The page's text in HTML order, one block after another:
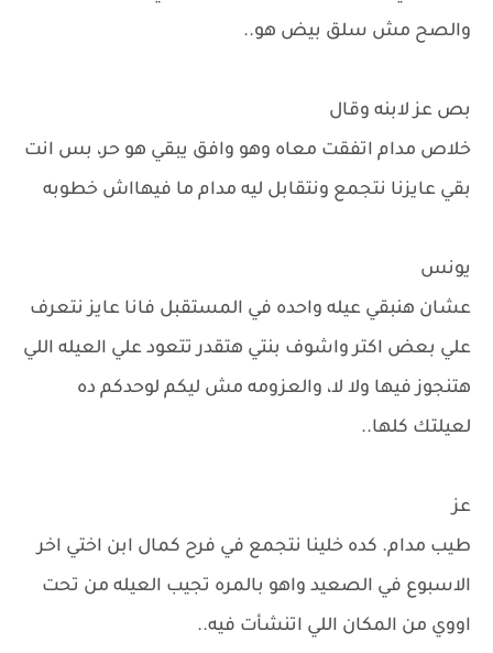
والصح مش سلق بيض هو..
بص عز لابنه وقال
خلاص مدام اتفقت معاه وهو وافق يبقي هو حر، بس انت
بقي عايزنا نتجمع ونتقابل ليه مدام ما فيهااش خطوبه
يونس
عشان هنبقي عيله واحده في المستقبل فانا عايز نتعرف
علي بعض اكتر واشوف بنتي هتقدر تتعود علي العيله اللي
هتنجوز فيها ولا لا، والعزومه مش ليكم لوحدكم ده
لعيلتك كلها..
عز
طيب مدام. كده خلينا نتجمع في فرح كمال ابن اختي اخر
الاسبوع في الصعيد واهو بالمره تجيب العيله من تحت
اووي من المكان اللي اتنشأت فيه..